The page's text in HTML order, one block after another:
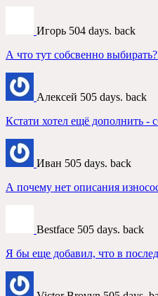
Игорь 504 days. back
А что тут собсвенно
Алексей 505 days. back
Кстати хотел ещё дополнить -
Иван 505 days. back
А почему нет описания
Bestface 505 days. back
Я бы еще добавил, что в